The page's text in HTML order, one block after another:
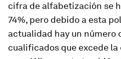
cifra de alfabetización se
74%, pero debido a esta
actualidad hay un número
cualificados que excede la